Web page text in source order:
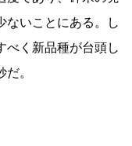
ないことにある。し
べく新品種が台頭し
。